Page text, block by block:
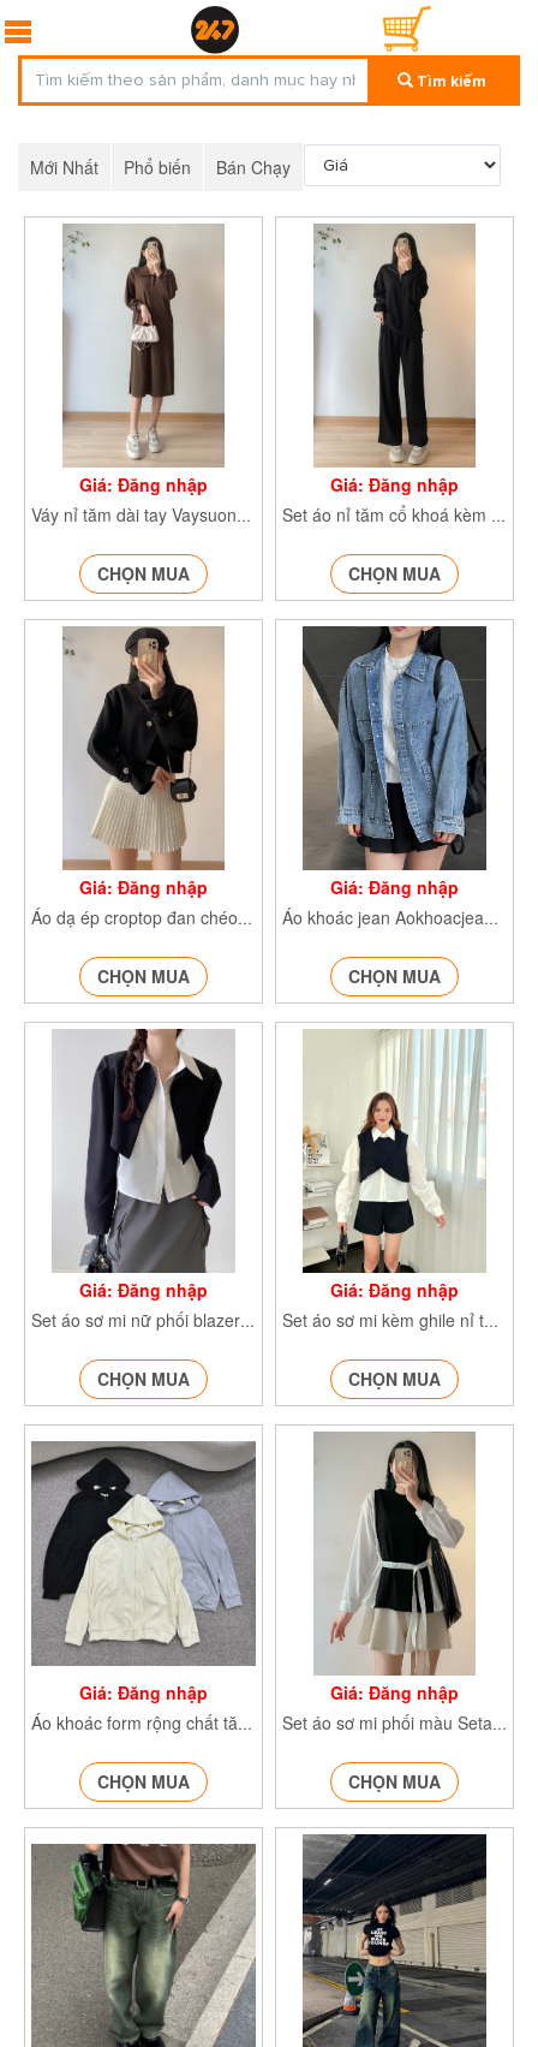
Tìm kiếm
Mới Nhất Phổ biến Bán Chạy
Giá: Đăng nhập
Váy nỉ tăm dài tay VaysuongcobeV104
CHỌN MUA
Giá: Đăng nhập
Set áo nỉ tăm cổ khoá kèm quần culottes Setnitamcokhoa0129_
CHỌN MUA
Giá: Đăng nhập
Áo dạ ép croptop đan chéo Aodacrt152
CHỌN MUA
Giá: Đăng nhập
Áo khoác jean Aokhoacjean623_
CHỌN MUA
Giá: Đăng nhập
Set áo sơ mi nữ phối blazer dài tay Setsomiphoiblazer517
CHỌN MUA
Giá: Đăng nhập
Set áo sơ mi kèm ghile nỉ tăm Set2monSmkemGL051
CHỌN MUA
Giá: Đăng nhập
Áo khoác form rộng chất tăm aohoodiecokhoa6065
CHỌN MUA
Giá: Đăng nhập
Set áo sơ mi phối màu SetaoSMkemdai154
CHỌN MUA